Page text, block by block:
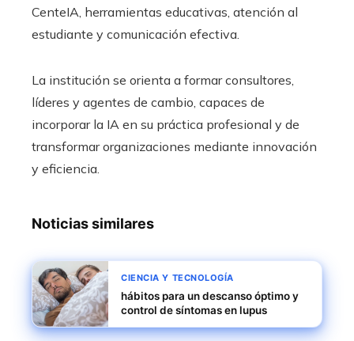
CenteIA, herramientas educativas, atención al
estudiante y comunicación efectiva.
La institución se orienta a formar consultores,
líderes y agentes de cambio, capaces de
incorporar la IA en su práctica profesional y de
transformar organizaciones mediante innovación
y eficiencia.
Noticias similares
CIENCIA Y TECNOLOGÍA
hábitos para un descanso óptimo y
control de síntomas en lupus